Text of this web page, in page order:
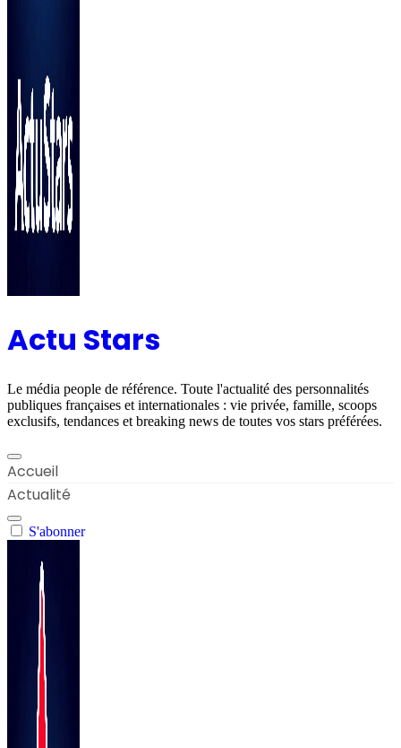
Actu Stars
Le média people de référence. Toute l'actualité des personnalités
publiques françaises et internationales : vie privée, famille, scoops
exclusifs, tendances et breaking news de toutes vos stars préférées.
Accueil
Actualité
S'abonner